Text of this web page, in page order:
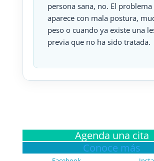
persona sana, no. El problema
aparece con mala postura,
peso o cuando ya existe una
previa que no ha sido tratada.
Agenda una cita
Conoce más